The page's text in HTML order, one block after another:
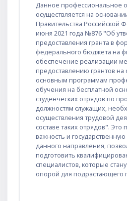
Данное профессиональное
осуществляется на
Правительства Российской
июня 2021 года №876 "Об
предоставления гранта в
федерального бюджета на
обеспечение реализации
предоставлению грантов на
основным программам
обучения на бесплатной
студенческих отрядов по
должностям служащих,
осуществления трудовой
составе таких отрядов". Это
важность и
данного направления,
подготовить
специалистов, которые
опорой для подрастающего